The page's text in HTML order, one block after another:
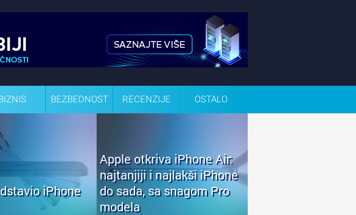
BEZBEDNOST RECENZIJE OSTALO
iPhone
Apple otkriva iPhone Air:
najtanjiji i najlakši iPhone
do sada, sa snagom Pro
modela